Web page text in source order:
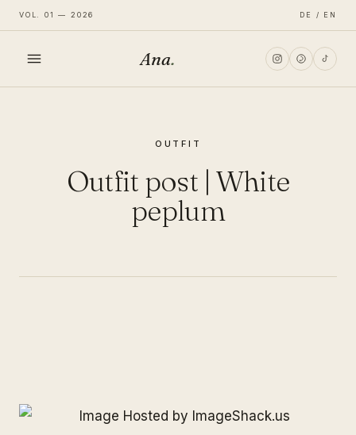
VOL. 01 — 2026 DE / EN
Ana.
OUTFIT
Outfit post | White
peplum